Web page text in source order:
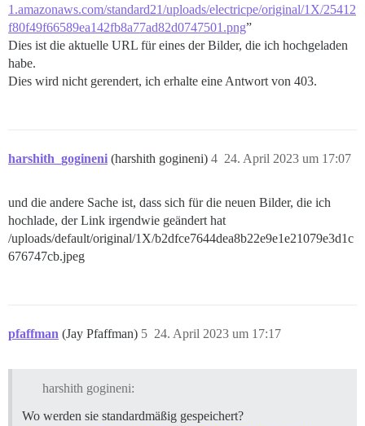
1.amazonaws.com/standard21/uploads/electricpe/original/1X/25412
f80f49f66589ea142fb8a77ad82d0747501.png”
Dies ist die aktuelle URL für eines der Bilder, die ich hochgeladen
habe.
Dies wird nicht gerendert, ich erhalte eine Antwort von 403.
harshith_gogineni (harshith gogineni) 24. April 2023 um 17:07
4
und die andere Sache ist, dass sich für die neuen Bilder, die ich
hochlade, der Link irgendwie geändert hat
/uploads/default/original/1X/b2dfce7644dea8b22e9e1e21079e3d1c
676747cb.jpeg
pfaffman (Jay Pfaffman) 24. April 2023 um 17:17
5
harshith gogineni:
Wo werden sie standardmäßig gespeichert?